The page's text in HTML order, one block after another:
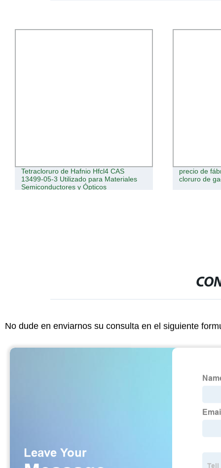
Tetracloruro de Hafnio Hfcl4 CAS
13499-05-3 Utilizado para Materiales
Semiconductores y Ópticos
precio de
cloruro de
No dude en enviarnos su consulta en el siguiente